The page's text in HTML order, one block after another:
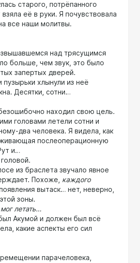
старого, потрёпанного
её в руки. Я почувствовала
все наши молитвы.
над трясущимся
больше, чем звук, это было
запертых дверей.
хлынули из неё
Десятки, сотни…
находил свою цель.
головами летели сотни и
два человека. Я видела, как
послеоперационную
и…
из браслета звучало явное
Похоже, каждого
вытаск… нет, неверно,
зоны.
летать…
Акумой и должен был всё
какие аспекты его сил
парачеловека,